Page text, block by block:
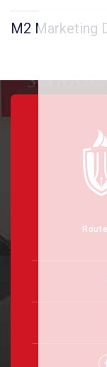
M2 Marketing